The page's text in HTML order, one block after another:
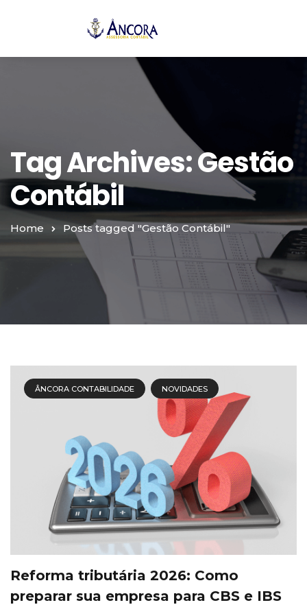
Tag Archives: Gestão
Contábil
Home Posts tagged "Gestão Contábil"
ÂNCORA CONTABILIDADE NOVIDADES
Reforma tributária 2026: Como
preparar sua empresa para CBS e IBS